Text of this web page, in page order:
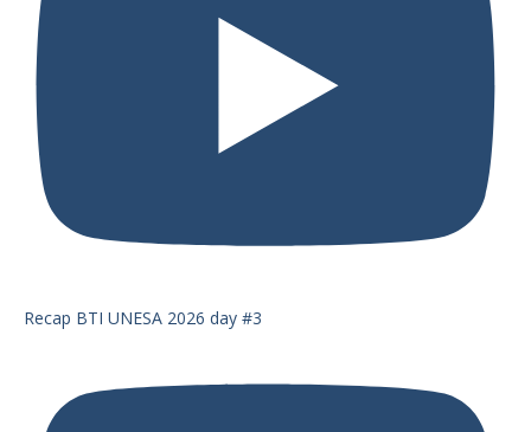
Recap BTI UNESA 2026 day #3